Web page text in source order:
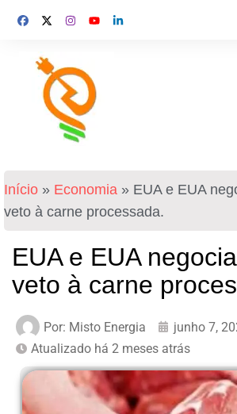
Início » Economia » EUA e EUA
veto à carne processada.
EUA e EUA
veto à carne
Por: Misto Energia junho 7,
Atualizado há 2 meses atrás